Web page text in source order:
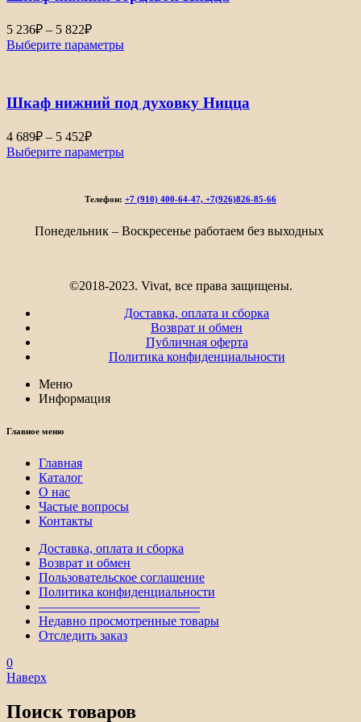
5 236₽ – 5 822₽Диапазон
цен:
5
5
Выберите параметры
Шкаф нижний под духовку Ницца
4 689₽ – 5 452₽Диапазон
цен:
4
452₽
Выберите параметры
Телефон: +7 (910) 400-64-47, +7(926)826-85-66
Понедельник – Воскресенье работаем без выходных
©2018-2023. Vivat, все права защищены.
Доставка, оплата и сборка
Возврат и обмен
Публичная оферта
Политика конфиденциальности
Меню
Информация
Главное меню
Главная
Каталог
О нас
Частые вопросы
Контакты
Доставка, оплата и сборка
Возврат и обмен
Пользовательское соглашение
Политика конфиденциальности
————————————–
Недавно просмотренные товары
Отследить заказ
0
Наверх
Поиск товаров